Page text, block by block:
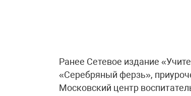
Ранее Сетевое издание
«Серебряный ферзь»,
Московский центр